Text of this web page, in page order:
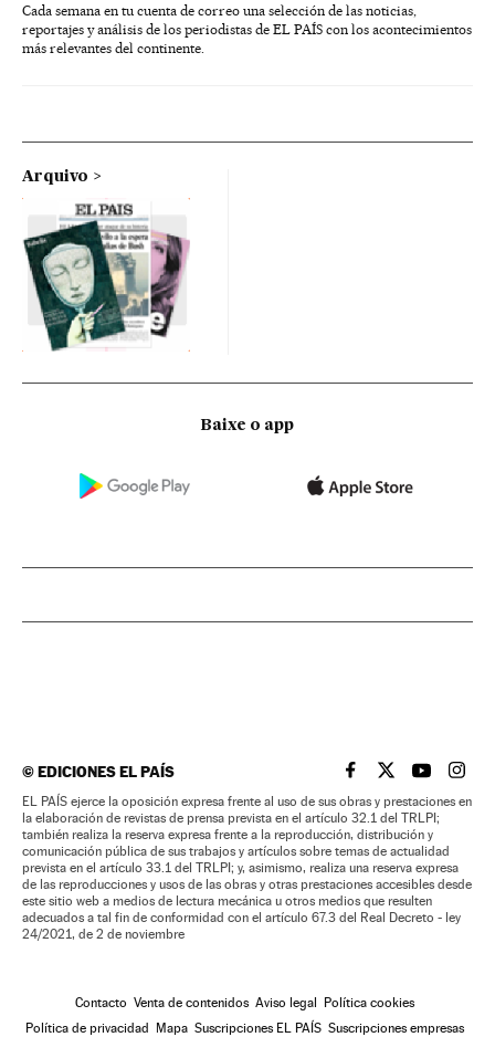
Cada semana en tu cuenta de correo una selección de las noticias,
reportajes y análisis de los periodistas de EL PAÍS con los acontecimientos
más relevantes del continente.
Arquivo
Baixe o app
©EDICIONES EL PAÍS EL PAÍS BRASIL EN
EL PAÍSEL PAÍS
EL
EL PAÍS ejerce la oposición expresa frente al uso de sus obras y prestaciones en
la elaboración de revistas de prensa prevista en el artículo 32.1 del TRLPI;
también realiza la reserva expresa frente a la reproducción, distribución y
comunicación pública de sus trabajos y artículos sobre temas de actualidad
prevista en el artículo 33.1 del TRLPI; y, asimismo, realiza una reserva expresa
de las reproducciones y usos de las obras y otras prestaciones accesibles desde
este sitio web a medios de lectura mecánica u otros medios que resulten
adecuados a tal fin de conformidad con el artículo 67.3 del Real Decreto - ley
24/2021, de 2 de noviembre
Contacto Venta de contenidos Aviso legal
Política cookies
Política de privacidad
Mapa Suscripciones EL PAÍS Suscripciones empresas